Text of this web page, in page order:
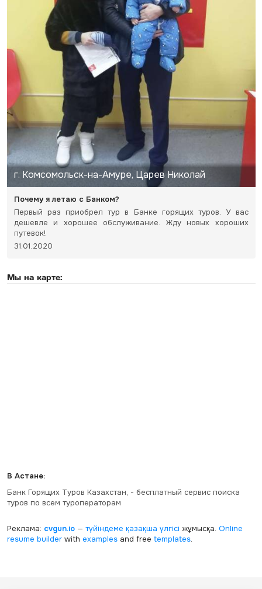
г. Комсомольск-на-Амуре, Царев Николай
Почему я летаю с Банком?
Первый раз приобрел тур в Банке горящих туров. У вас
дешевле и хорошее обслуживание. Жду новых хороших
путевок!
31.01.2020
Мы на карте:
В Астане:
Банк Горящих Туров Казахстан, - бесплатный сервис поиска
туров по всем туроператорам
Реклама: cvgun.io— түйіндеме қазақша үлгісі жұмысқа. Online
resume builderwith examplesand free templates.